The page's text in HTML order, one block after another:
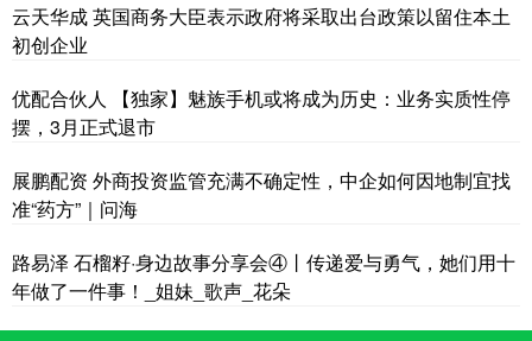
云天华成 英国商务大臣表示政府将采取出台政策以留住本土
初创企业
优配合伙人 【独家】魅族手机或将成为历史：业务实质性停
摆，3月正式退市
展鹏配资 外商投资监管充满不确定性，中企如何因地制宜找
准“药方”｜问海
路易泽 石榴籽·身边故事分享会④丨传递爱与勇气，她们用十
年做了一件事！_姐妹_歌声_花朵